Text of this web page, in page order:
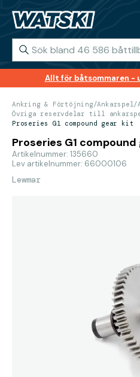
Allt för båtsommaren
Ankring & Förtöjning/Ankarspel/
Övriga reservdelar till
Proseries G1 compound gear kit
Proseries G1
Artikelnummer: 135660
Lev artikelnummer: 66000106
Lewmar